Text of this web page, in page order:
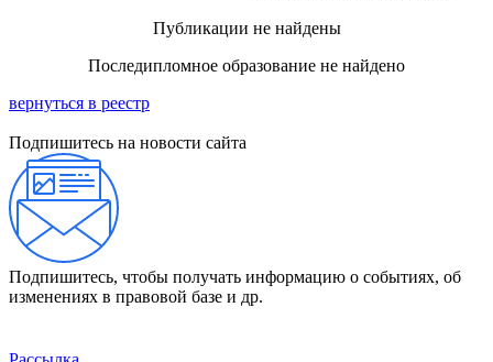
Публикации не найдены
Последипломное образование не найдено
вернуться в реестр
Подпишитесь на новости сайта
Подпишитесь, чтобы получать информацию о событиях, об
изменениях в правовой базе и др.